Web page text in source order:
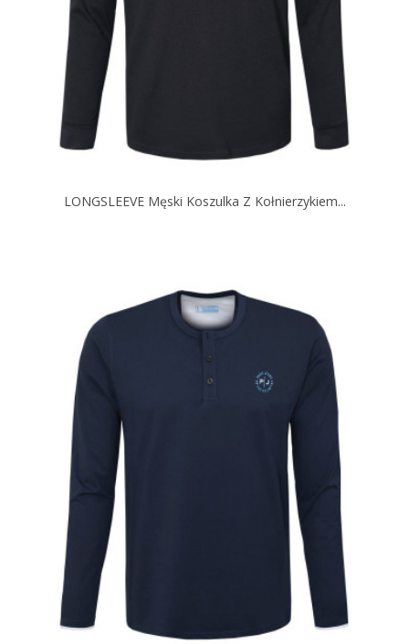
LONGSLEEVE Męski Koszulka Z Kołnierzykiem...